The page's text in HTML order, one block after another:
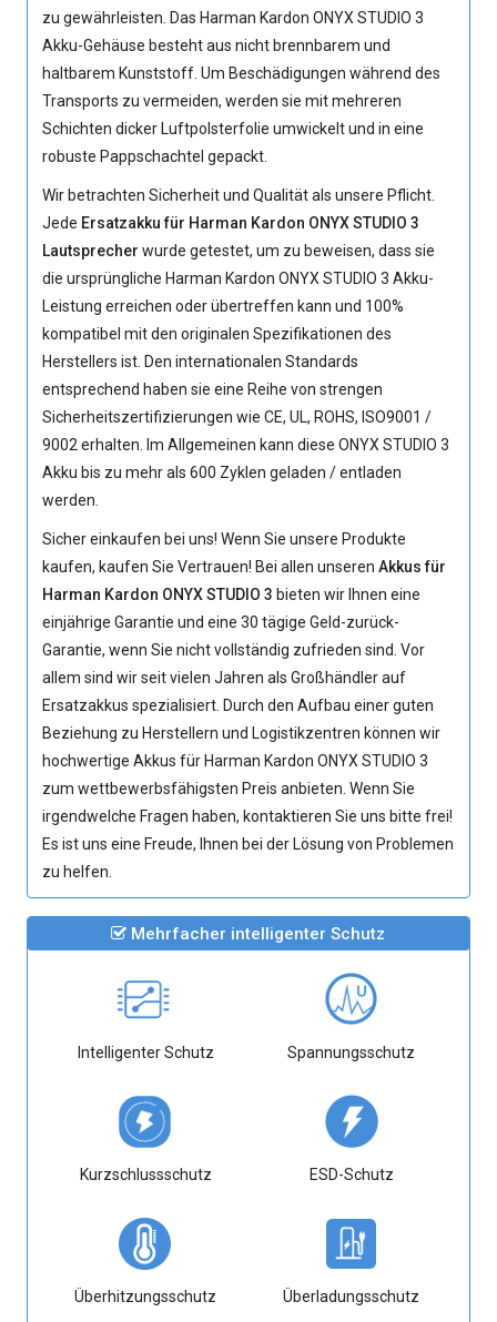
zu gewährleisten. Das Harman Kardon ONYX STUDIO 3
Akku-Gehäuse besteht aus nicht brennbarem und
haltbarem Kunststoff. Um Beschädigungen während des
Transports zu vermeiden, werden sie mit mehreren
Schichten dicker Luftpolsterfolie umwickelt und in eine
robuste Pappschachtel gepackt.
Wir betrachten Sicherheit und Qualität als unsere Pflicht.
Jede Ersatzakku für Harman Kardon ONYX STUDIO 3
Lautsprecher wurde getestet, um zu beweisen, dass sie
die ursprüngliche Harman Kardon ONYX STUDIO 3 Akku-
Leistung erreichen oder übertreffen kann und 100%
kompatibel mit den originalen Spezifikationen des
Herstellers ist. Den internationalen Standards
entsprechend haben sie eine Reihe von strengen
Sicherheitszertifizierungen wie CE, UL, ROHS, ISO9001 /
9002 erhalten. Im Allgemeinen kann dieseONYX STUDIO 3
Akku bis zu mehr als 600 Zyklen geladen / entladen
werden.
Sicher einkaufen bei uns! Wenn Sie unsere Produkte
kaufen, kaufen Sie Vertrauen! Bei allen unserenAkkus für
Harman Kardon ONYX STUDIO 3 bieten wir Ihnen eine
einjährige Garantie und eine 30 tägige Geld-zurück-
Garantie, wenn Sie nicht vollständig zufrieden sind. Vor
allem sind wir seit vielen Jahren als Großhändler auf
Ersatzakkus spezialisiert. Durch den Aufbau einer guten
Beziehung zu Herstellern und Logistikzentren können wir
hochwertige Akkus für Harman Kardon ONYX STUDIO 3
zum wettbewerbsfähigsten Preis anbieten. Wenn Sie
irgendwelche Fragen haben, kontaktieren Sie uns bitte frei!
Es ist uns eine Freude, Ihnen bei der Lösung von Problemen
zu helfen.
Mehrfacher intelligenter Schutz
Intelligenter Schutz Spannungsschutz
Kurzschlussschutz ESD-Schutz
Überhitzungsschutz Überladungsschutz